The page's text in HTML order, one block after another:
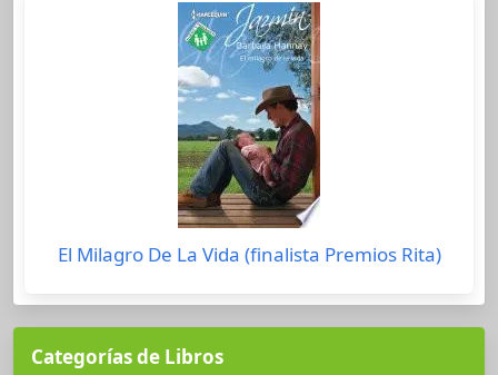
El Milagro De La Vida (finalista Premios Rita)
Categorías de Libros